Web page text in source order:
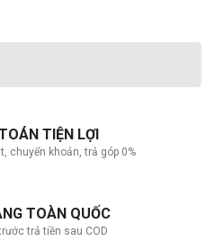
TIỆN LỢI
chuyển khoản, trả góp 0%
TOÀN QUỐC
trả tiền sau COD